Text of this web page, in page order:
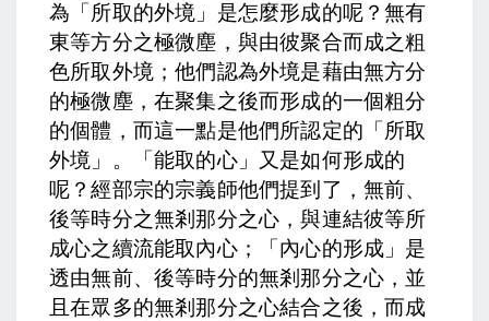
為「所取的外境」是怎麼形成的呢？無有
東等方分之極微塵，與由彼聚合而成之粗
色所取外境；他們認為外境是藉由無方分
的極微塵，在聚集之後而形成的一個粗分
的個體，而這一點是他們所認定的「所取
外境」。「能取的心」又是如何形成的
呢？經部宗的宗義師他們提到了， 無前、
後等時分之無剎那分之心，與連結彼等所
成心之續流能取內心；「 內心的形成」是
透由無前、後等時分的無剎那分之心，並
且在眾多的無剎那分之心結合之後，而成